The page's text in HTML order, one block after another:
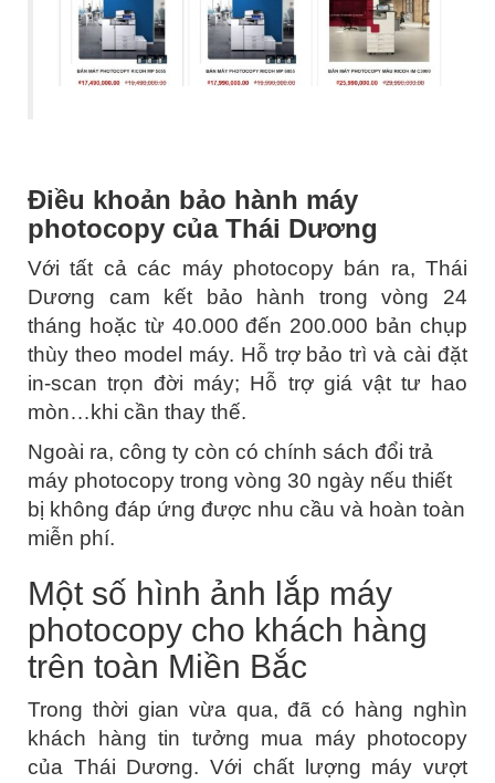
Điều khoản bảo hành máy
photocopy của Thái Dương
Với tất cả các máy photocopy bán ra, Thái
Dương cam kết bảo hành trong vòng 24
tháng hoặc từ 40.000 đến 200.000 bản chụp
thùy theo model máy. Hỗ trợ bảo trì và cài đặt
in-scan trọn đời máy; Hỗ trợ giá vật tư hao
mòn…khi cần thay thế.
Ngoài ra, công ty còn có chính sách đổi trả
máy photocopy trong vòng 30 ngày nếu thiết
bị không đáp ứng được nhu cầu và hoàn toàn
miễn phí.
Một số hình ảnh lắp máy
photocopy cho khách hàng
trên toàn Miền Bắc
Trong thời gian vừa qua, đã có hàng nghìn
khách hàng tin tưởng mua máy photocopy
của Thái Dương. Với chất lượng máy vượt